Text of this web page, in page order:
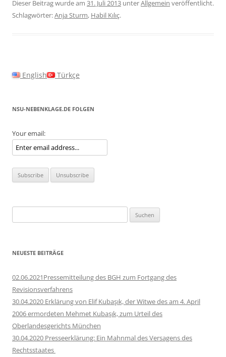
Dieser Beitrag wurde am 31. Juli 2013 unterAllgemein veröffentlicht.
Schlagwörter:Anja Sturm, Habil Kılıç.
English Türkçe
NSU-NEBENKLAGE.DE FOLGEN
Your email:
nach:
NEUESTE BEITRÄGE
02.06.2021Pressemitteilung des BGH zum Fortgang des
Revisionsverfahrens
30.04.2020 Erklärung von Elif Kubaşık, der Witwe des am 4. April
2006 ermordeten Mehmet Kubaşık, zum Urteil des
Oberlandesgerichts München
30.04.2020 Presseerklärung: Ein Mahnmal des Versagens des
Rechtsstaates